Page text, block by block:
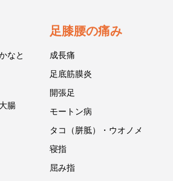
なと
腸
足膝腰の痛み
成長痛
足底筋膜炎
開張足
モートン病
タコ（胼胝）・ウオノメ
寝指
屈み指